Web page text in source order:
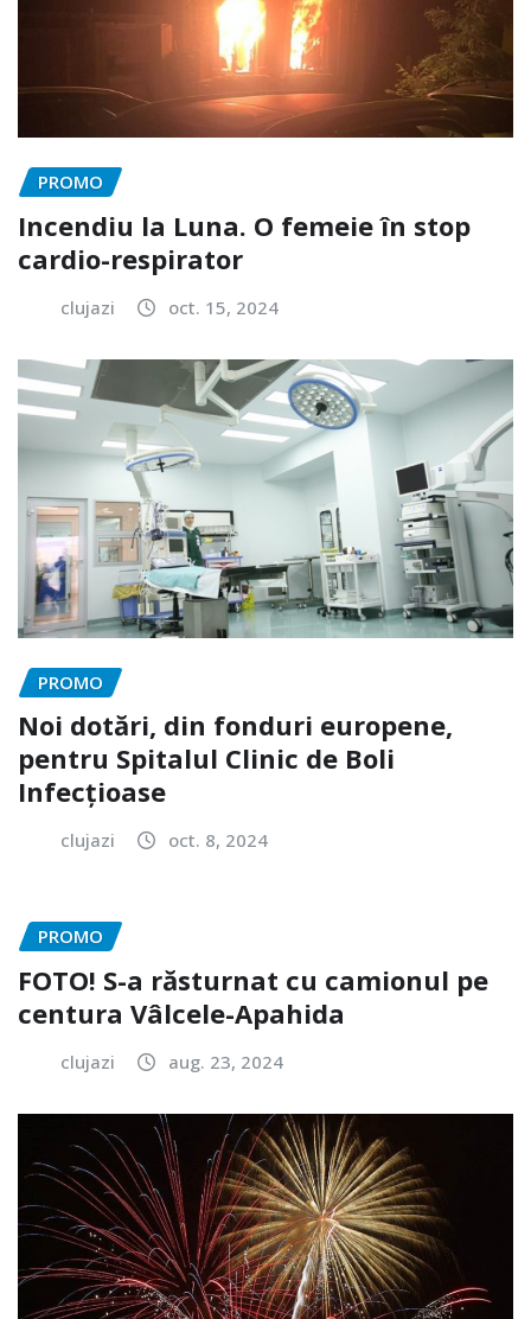
PROMO
Incendiu la Luna. O femeie în stop
cardio-respirator
clujazi oct. 15, 2024
PROMO
Noi dotări, din fonduri europene,
pentru Spitalul Clinic de Boli
Infecțioase
clujazi oct. 8, 2024
PROMO
FOTO! S-a răsturnat cu camionul pe
centura Vâlcele-Apahida
clujazi aug. 23, 2024